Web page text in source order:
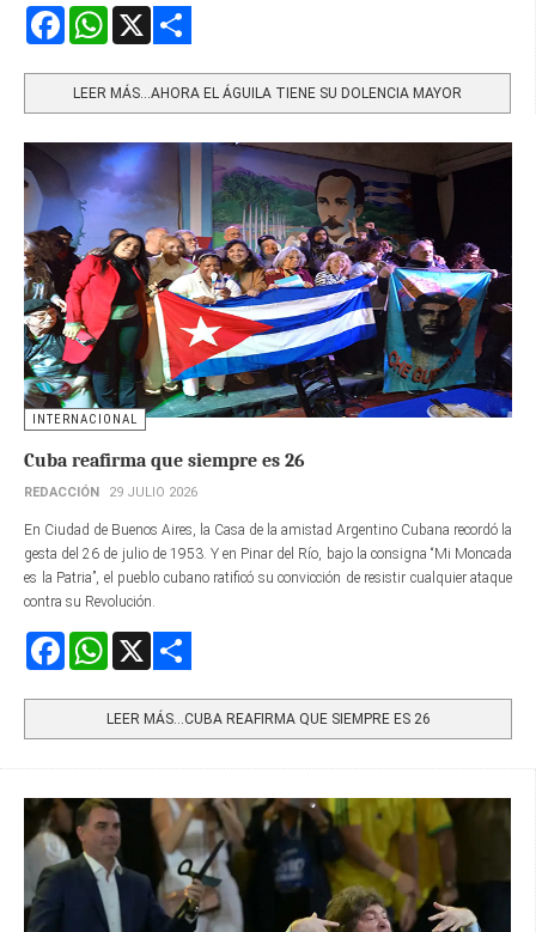
FacebookWhatsApp
LEER MÁS…AHORA EL ÁGUILA TIENE SU DOLENCIA MAYOR
INTERNACIONAL
Cuba reafirma que siempre es 26
REDACCIÓN 29 JULIO 2026
En Ciudad de Buenos Aires, la Casa de la amistad Argentino Cubana recordó la
gesta del 26 de julio de 1953. Y en Pinar del Río, bajo la consigna “Mi Moncada
es la Patria”, el pueblo cubano ratificó su convicción de resistir cualquier ataque
contra su Revolución.
FacebookWhatsApp
LEER MÁS…CUBA REAFIRMA QUE SIEMPRE ES 26